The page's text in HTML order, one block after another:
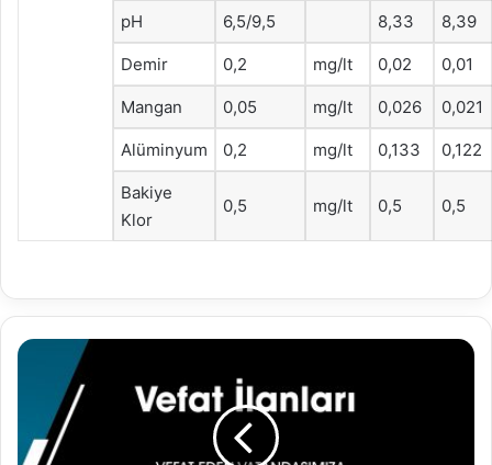
pH 6,5/9,5 8,33 8,39
Demir 0,2 mg/lt 0,02 0,01
Mangan 0,05 mg/lt 0,026 0,021
Alüminyum 0,2 mg/lt 0,133 0,122
Bakiye
Klor
0,5 mg/lt 0,5 0,5
27.06.2025